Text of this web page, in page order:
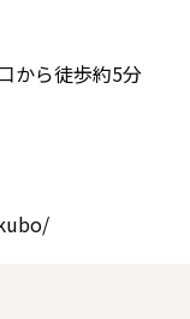
から徒歩約5分